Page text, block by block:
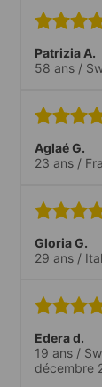
kleiner.
optimal.
vielfältig.
war alkes
Kontakte
Patrizia A.
58 ans /
Aglaé G.
23 ans /
Gloria G.
29 ans /
Edera d.
19 ans /
décembre